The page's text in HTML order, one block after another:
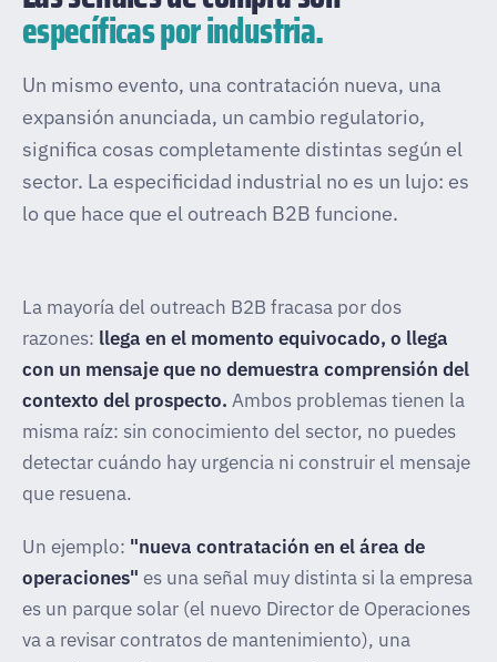
específicas por industria.
Un mismo evento, una contratación nueva, una
expansión anunciada, un cambio regulatorio,
significa cosas completamente distintas según el
sector. La especificidad industrial no es un lujo: es
lo que hace que el outreach B2B funcione.
La mayoría del outreach B2B fracasa por dos
razones: llega en el momento equivocado, o llega
con un mensaje que no demuestra comprensión del
contexto del prospecto. Ambos problemas tienen la
misma raíz: sin conocimiento del sector, no puedes
detectar cuándo hay urgencia ni construir el mensaje
que resuena.
Un ejemplo: "nueva contratación en el área de
operaciones" es una señal muy distinta si la empresa
es un parque solar (el nuevo Director de Operaciones
va a revisar contratos de mantenimiento), una